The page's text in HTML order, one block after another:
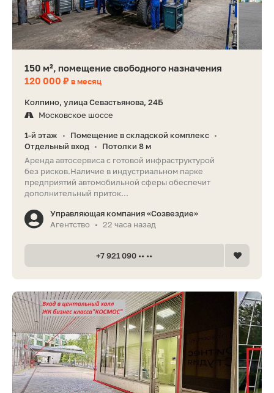
150 м², помещение свободного назначения
120 000 ₽в месяц
Колпино, улица Севастьянова, 24Б
Московское шоссе
1-й этаж • Помещение в складской комплекс •
Отдельный вход •
Потолки 8 м
Аренда автосервиса с готовой инфраструктурой
без рисков.Наличие в индустриальном парке
предприятий автомобильной сферы обеспечит
дополнительный приток...
Управляющая компания «Созвездие»
Агентство
• 22 часа назад
+7 921 090 •• ••